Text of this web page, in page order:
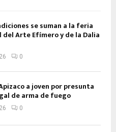
se suman a la feria
Arte Efímero y de la Dalia
0
a joven por presunta
de arma de fuego
0